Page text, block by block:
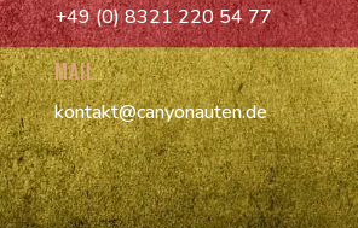
+49 (0) 8321 220 54 77
MAIL
kontakt@canyonauten.de